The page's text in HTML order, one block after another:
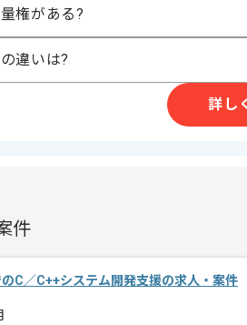
募集人数
リモートワーク：初日からフルリモー
権がある?
違いは?
詳し
件
C／C++システム開発支援の求人・案件